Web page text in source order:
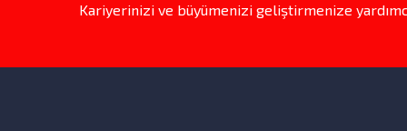
Kariyerinizi ve büyümenizi geliştirmenize